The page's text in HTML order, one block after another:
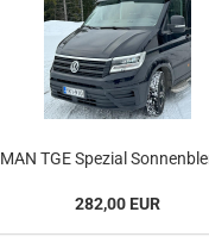
MAN TGE Spezial
282,00 EUR